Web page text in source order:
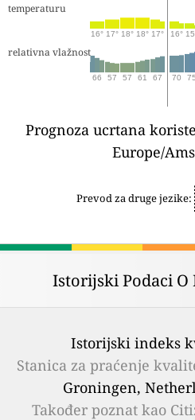
temperaturu
16° 17° 18° 18° 17° 16°
relativna vlažnost
66 57 57 61 67 70 75
Prognoza ucrtana
Europe/
Prevod za druge jezike:
Istorijski Podaci
Istorijski indeks
Stanica za praćenje
Groningen,
Također poznat kao